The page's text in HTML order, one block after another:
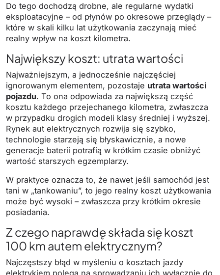
Do tego dochodzą drobne, ale regularne wydatki
eksploatacyjne – od płynów po okresowe przeglądy –
które w skali kilku lat użytkowania zaczynają mieć
realny wpływ na koszt kilometra.
Największy koszt: utrata wartości
Najważniejszym, a jednocześnie najczęściej
ignorowanym elementem, pozostaje utrata wartości
pojazdu. To ona odpowiada za największą część
kosztu każdego przejechanego kilometra, zwłaszcza
w przypadku drogich modeli klasy średniej i wyższej.
Rynek aut elektrycznych rozwija się szybko,
technologie starzeją się błyskawicznie, a nowe
generacje baterii potrafią w krótkim czasie obniżyć
wartość starszych egzemplarzy.
W praktyce oznacza to, że nawet jeśli samochód jest
tani w „tankowaniu”, to jego realny koszt użytkowania
może być wysoki – zwłaszcza przy krótkim okresie
posiadania.
Z czego naprawdę składa się koszt
100 km autem elektrycznym?
Najczęstszy błąd w myśleniu o kosztach jazdy
elektrykiem polega na sprowadzaniu ich wyłącznie do